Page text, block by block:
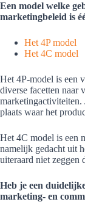
Een model welke
marketingbeleid is
Het 4P model
Het 4C model
Het 4P-model is een
diverse facetten naar
marketingactiviteiten.
plaats waar het
Het 4C model is een
namelijk gedacht uit
uiteraard niet zeggen
Heb je een
marketing- en